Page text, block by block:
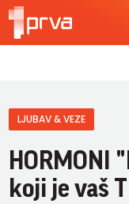
LJUBAV & VEZE
HORMONI
koji je vaš